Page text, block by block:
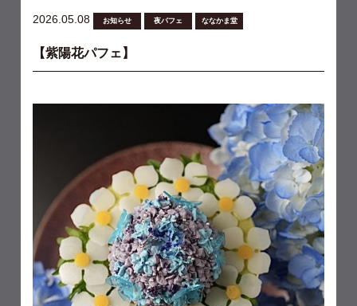
2026.05.08 お知らせ 夜パフェ ななかま堂
【紫陽花パフェ】